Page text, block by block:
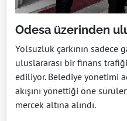
Odesa üzerinden
Yolsuzluk çarkının sadece
uluslararası bir finans
ediliyor. Belediye yönetimi
akışını yönettiği öne
mercek altına alındı.